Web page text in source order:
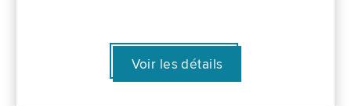
Voir les détails